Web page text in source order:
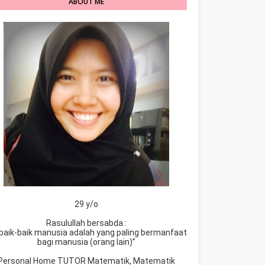
29 y/o
Rasulullah bersabda :
baik manusia adalah yang paling bermanfaat
bagi manusia (orang lain)”
Home TUTOR Matematik, Matematik